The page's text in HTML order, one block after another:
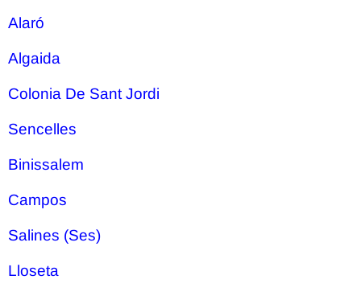
Alaró
Algaida
Colonia De Sant Jordi
Sencelles
Binissalem
Campos
Salines (Ses)
Lloseta